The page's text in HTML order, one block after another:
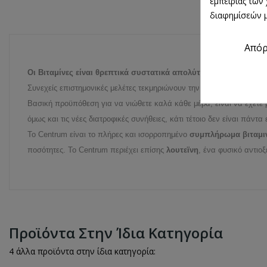
Οι Βιταμίνες είναι θρεπτικά συστατικά απολύτως απαραίτητα
Συνεχείς επιστημονικές μελέτες τεκμηριώνουν την αναγκαιότητα
Βασική προϋπόθεση για να νιώθετε καλά κάθε μέρα, είναι να
όμως και τις νέες διατροφικές συνήθειες, κάτι τέτοιο δεν είναι πάντα
Το Centrum είναι το πλήρες και ισορροπημένο συμπλήρωμα
ποσότητες. Το Centrum περιέχει επίσης λουτεϊνη , ένα φυσικό
Προϊόντα Στην Ίδια Κατηγορία
4 άλλα προϊόντα στην ίδια κατηγορία:
διαφημίσεών